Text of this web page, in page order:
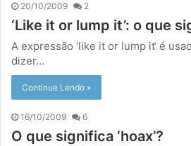
20/10/2009 2
‘Like it or lump it’: o que
A expressão ‘like it or lump it‘ é
dizer…
Continue Lendo »
16/10/2009 6
O que significa ‘hoax’?